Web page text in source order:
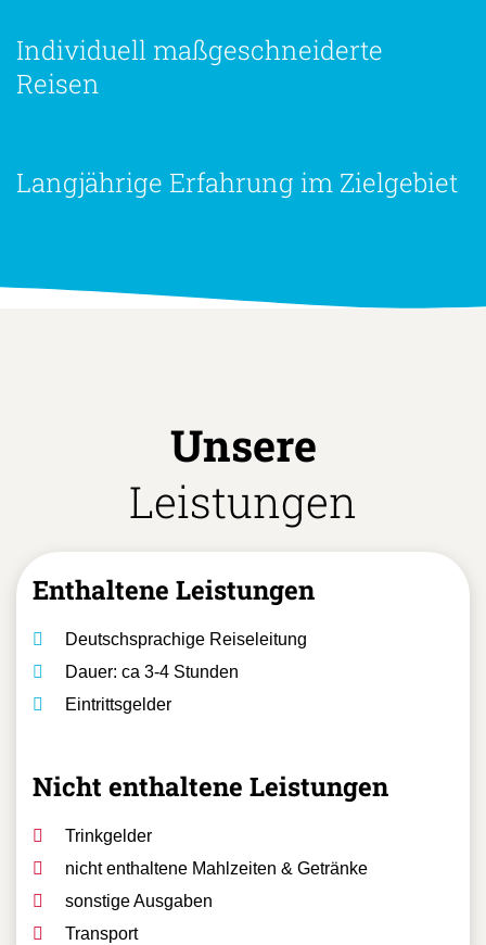
Individuell maßgeschneiderte
Reisen
Langjährige Erfahrung im Zielgebiet
Unsere
Leistungen
Enthaltene Leistungen
Deutschsprachige Reiseleitung
Dauer: ca 3-4 Stunden
Eintrittsgelder
Nicht enthaltene Leistungen
Trinkgelder
nicht enthaltene Mahlzeiten & Getränke
sonstige Ausgaben
Transport